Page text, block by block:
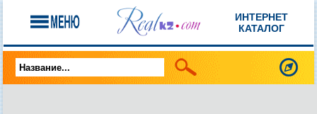
ИНТЕРНЕТ
КАТАЛОГ